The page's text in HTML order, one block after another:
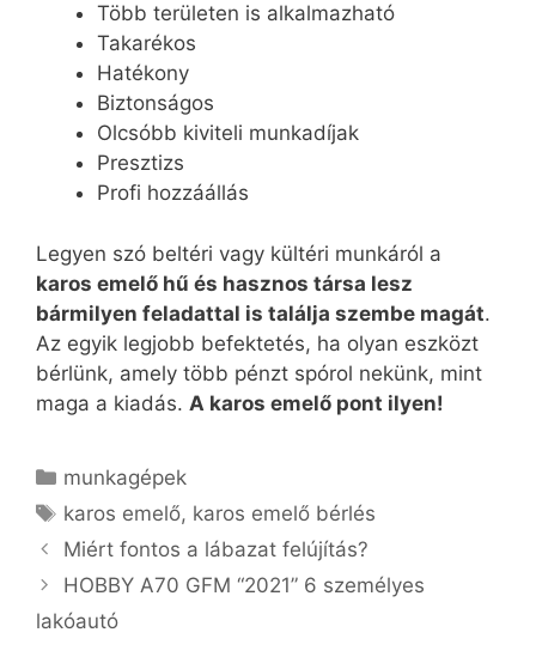
Több területen is alkalmazható
Takarékos
Hatékony
Biztonságos
Olcsóbb kiviteli munkadíjak
Presztizs
Profi hozzáállás
Legyen szó beltéri vagy kültéri munkáról a
karos emelő hű és hasznos társa lesz
bármilyen feladattal is találja szembe magát.
Az egyik legjobb befektetés, ha olyan eszközt
bérlünk, amely több pénzt spórol nekünk, mint
maga a kiadás. A karos emelő pont ilyen!
Kategória
munkagépek
Címkék
karos emelő, karos emelő bérlés
Miért fontos a lábazat felújítás?
HOBBY A70 GFM “2021” 6 személyes
lakóautó